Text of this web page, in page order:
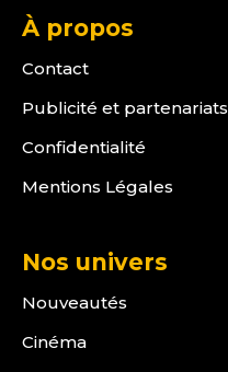
À propos
Contact
Publicité et partenariats
Confidentialité
Mentions Légales
Nos univers
Nouveautés
Cinéma